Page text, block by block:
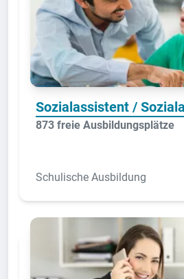
Sozialassistent /
873 freie Ausbildungsplätze
Schulische Ausbildung